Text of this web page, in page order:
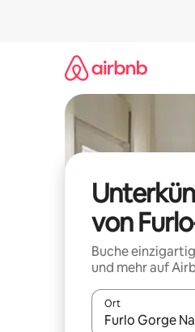
von
Buche
und mehr auf
Ort
Wenn